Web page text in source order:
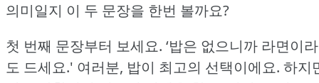
의미일지 이 두 문장을 한번 볼까요?
첫 번째 문장부터 보세요. ‘밥은 없으니까 라면이라
도 드세요.' 여러분, 밥이 최고의 선택이에요. 하지